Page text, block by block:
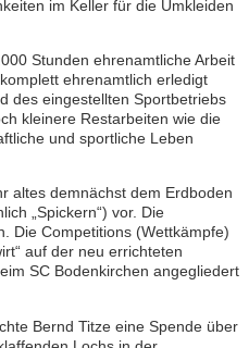
im Keller für die Umkleiden
Stunden ehrenamtliche Arbeit
ehrenamtlich erledigt
des eingestellten Sportbetriebs
kleinere Restarbeiten wie die
und sportliche Leben
altes demnächst dem Erdboden
„Spickern“) vor. Die
Die Competitions (Wettkämpfe)
auf der neu errichteten
SC Bodenkirchen angegliedert
Bernd Titze eine Spende über